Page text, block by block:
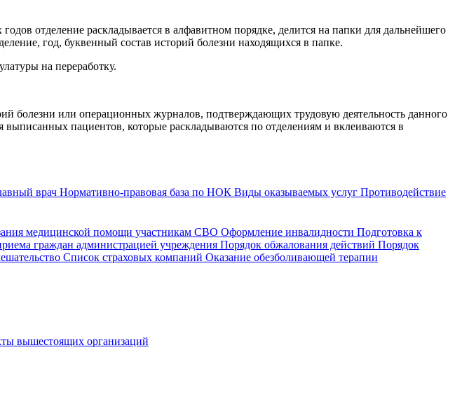
отделение раскладывается в алфавитном порядке, делится на папки для дальнейшего
год, буквенный состав историй болезни находящихся в папке.
на переработку.
болезни или операционных журналов, подтверждающих трудовую деятельность данного
пациентов, которые раскладываются по отделениям и вклеиваются в
врач Нормативно-правовая база по НОК Виды оказываемых услуг Противодействие
медицинской помощи участникам СВО Оформление инвалидности Подготовка к
граждан администрацией учреждения Порядок обжалования действий Порядок
Список страховых компаний Оказание обезболивающей терапии
вышестоящих организаций